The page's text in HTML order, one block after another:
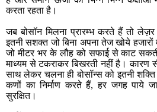
करता रहता है।
जब बोसॉन मिलना प्रारम्भ करते हैं तो
इतनी सशक्त जो बिना अपना तेज खोये
जो मीटर भर के लौह को सफाई से काट
माध्यम से टकराकर बिखरती नहीं है। कारण
साथ लेकर चलना ही बोसॉन्स को इतनी
कणों का निर्माण करते हैं, हर जगह पाये
सुरक्षित।